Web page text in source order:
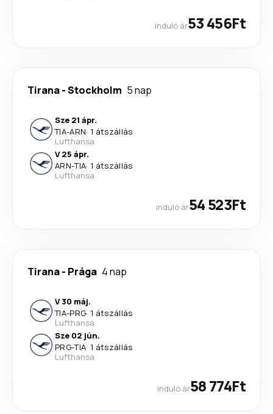
induló ár53 456Ft
Tirana-Stockholm 5 nap
Sze 21 ápr.
TIA-ARN· 1 átszállás
Lufthansa
V 25 ápr.
ARN-TIA· 1 átszállás
Lufthansa
induló ár54 523Ft
Tirana- Prága 4 nap
V 30 máj.
TIA-PRG· 1 átszállás
Lufthansa
Sze 02 jún.
PRG-TIA· 1 átszállás
Lufthansa
induló ár58 774Ft